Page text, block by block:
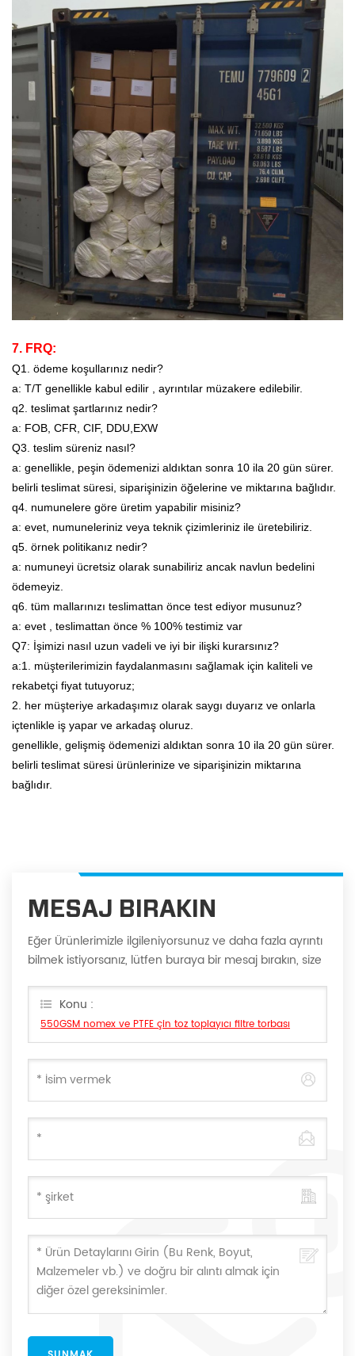
7. FRQ:
Q1. ödeme koşullarınız nedir?
a: T/T genellikle kabul edilir , ayrıntılar müzakere edilebilir.
q2. teslimat şartlarınız nedir?
a: FOB, CFR, CIF, DDU,EXW
Q3. teslim süreniz nasıl?
a: genellikle, peşin ödemenizi aldıktan sonra 10 ila 20 gün sürer.
belirli teslimat süresi, siparişinizin öğelerine ve miktarına bağlıdır.
q4. numunelere göre üretim yapabilir misiniz?
a: evet, numuneleriniz veya teknik çizimleriniz ile üretebiliriz.
q5. örnek politikanız nedir?
a: numuneyi ücretsiz olarak sunabiliriz ancak navlun bedelini
ödemeyiz.
q6. tüm mallarınızı teslimattan önce test ediyor musunuz?
a: evet , teslimattan önce % 100% testimiz var
Q7: İşimizi nasıl uzun vadeli ve iyi bir ilişki kurarsınız?
a:1. müşterilerimizin faydalanmasını sağlamak için kaliteli ve
rekabetçi fiyat tutuyoruz;
2. her müşteriye arkadaşımız olarak saygı duyarız ve onlarla
içtenlikle iş yapar ve arkadaş oluruz.
genellikle, gelişmiş ödemenizi aldıktan sonra 10 ila 20 gün sürer.
belirli teslimat süresi ürünlerinize ve siparişinizin miktarına
bağlıdır.
MESAJ BIRAKIN
Eğer Ürünlerimizle ilgileniyorsunuz ve daha fazla ayrıntı
bilmek istiyorsanız, lütfen buraya bir mesaj bırakın, size
Konu :
550GSM nomex ve PTFE çin toz toplayıcı filtre torbası